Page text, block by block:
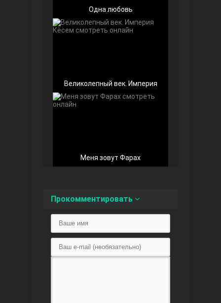
Игра судьбы
Одна любовь
Великолепный век. Империя
Меня зовут Фарах
Прокомментировать